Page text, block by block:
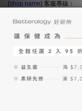
{shop name} 客服專線：
關於我們